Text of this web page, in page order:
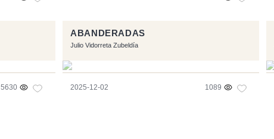
5630
ABANDERADAS
Julio Vidorreta Zubeldía
2025-12-02 1089